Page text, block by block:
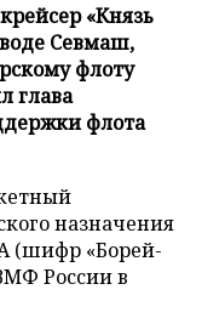
«Князь
Севмаш,
флоту
глава
флота
назначения
(шифр «Борей-
России в